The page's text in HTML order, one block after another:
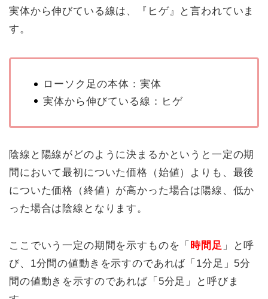
実体から伸びている線は、『ヒゲ』と言われていま
す。
ローソク足の本体：実体
実体から伸びている線：ヒゲ
陰線と陽線がどのように決まるかというと一定の期
間において最初についた価格（始値）よりも、最後
についた価格（終値）が高かった場合は陽線、低か
った場合は陰線となります。
ここでいう一定の期間を示すものを「 時間足 」と呼
び、1分間の値動きを示すのであれば「1分足」5分
間の値動きを示すのであれば「5分足」と呼びま